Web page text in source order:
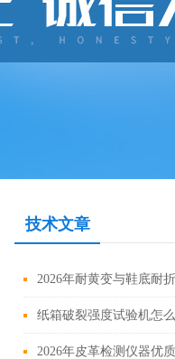
技术文章
2026年耐黄变与鞋底耐
纸箱破裂强度试验机怎
2026年皮革检测仪器优